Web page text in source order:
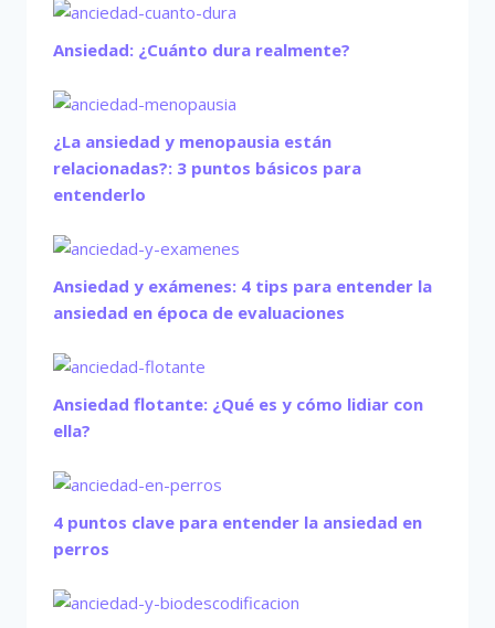
Ansiedad: ¿Cuánto dura realmente?
¿La ansiedad y menopausia están
relacionadas?: 3 puntos básicos para
entenderlo
Ansiedad y exámenes: 4 tips para entender la
ansiedad en época de evaluaciones
Ansiedad flotante: ¿Qué es y cómo lidiar con
ella?
4 puntos clave para entender la ansiedad en
perros